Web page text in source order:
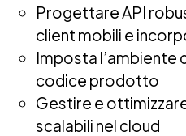
Progettare API
client mobili e
Imposta l’ambiente
codice prodotto
Gestire e
scalabili nel cloud